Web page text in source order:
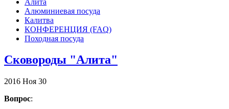
Алюминиевая посуда
Калитва
КОНФЕРЕНЦИЯ (FAQ)
Походная посуда
Сковороды "Алита"
2016 Ноя 30
Вопрос: